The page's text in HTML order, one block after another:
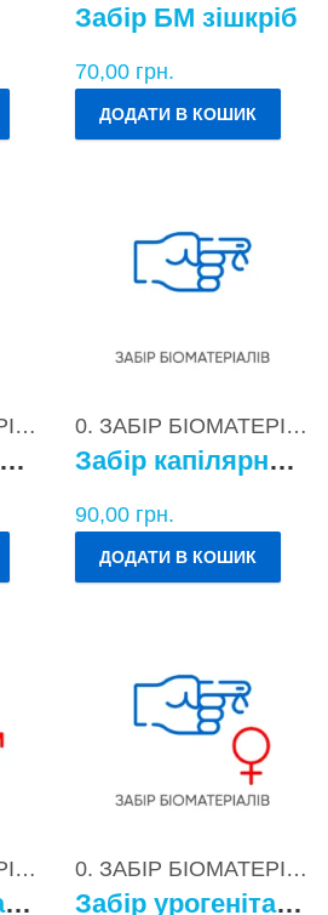
Забір БМ зішкріб
70,00 грн.
ДОДАТИ В КОШИК
0. ЗАБІР БІОМАТЕРІАЛІВ
Забір матеріалу для бактеріологічних досліджень
0. ЗАБІР БІОМАТЕРІАЛІВ
Забір капілярної крові
90,00 грн.
ДОДАТИ В КОШИК
0. ЗАБІР БІОМАТЕРІАЛІВ
Забір урогенітального БМ у чоловіків
0. ЗАБІР БІОМАТЕРІАЛІВ
Забір урогенітального БМ у жінок